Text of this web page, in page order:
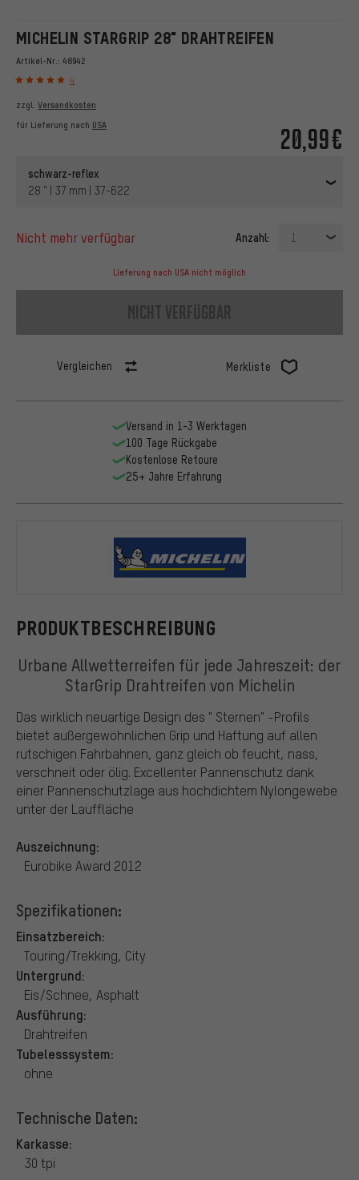
MICHELIN STARGRIP 28" DRAHTREIFEN
Artikel-Nr.: 48942
4
20,99€
zzgl. Versandkosten
für Lieferung nach USA
schwarz-reflex
28 " | 37 mm | 37-622
nicht mehr verfügbar Anzahl: 1
Lieferung nach USA nicht möglich
nicht verfügbar
Vergleichen Merkliste
PRODUKTBESCHREIBUNG
Urbane Allwetterreifen für jede Jahreszeit: der
StarGrip Drahtreifen von Michelin
Das wirklich neuartige Design des " Sternen" -Profils
bietet außergewöhnlichen Grip und Haftung auf allen
rutschigen Fahrbahnen, ganz gleich ob feucht, nass,
verschneit oder ölig. Excellenter Pannenschutz dank
einer Pannenschutzlage aus hochdichtem Nylongewebe
unter der Lauffläche
Auszeichnung:
Eurobike Award 2012
Spezifikationen:
Einsatzbereich:
Touring/Trekking, City
Untergrund:
Eis/Schnee, Asphalt
Ausführung:
Drahtreifen
Tubelesssystem:
ohne
Technische Daten:
Karkasse:
30 tpi
Versand in 1-3 Werktagen
100 Tage Rückgabe
Kostenlose Retoure
25+ Jahre Erfahrung